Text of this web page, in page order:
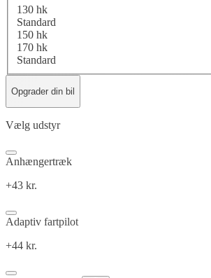
130 hk
Standard
150 hk
170 hk
Standard
Opgrader din bil
Vælg udstyr
Anhængertræk
+43 kr.
Adaptiv fartpilot
+44 kr.